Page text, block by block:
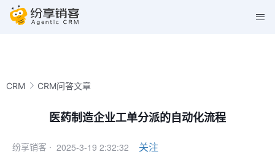
CRM CRM问答文章
医药制造企业工单分派的自动化流程
纷享销客 · 2025-3-19 2:32:32 关注